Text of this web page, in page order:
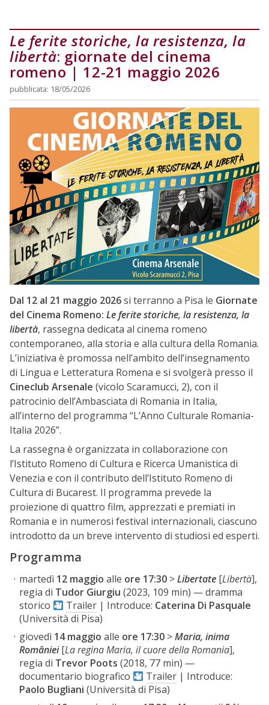
Le ferite storiche, la resistenza, la
libertà: giornate del cinema
romeno | 12-21 maggio 2026
pubblicata: 18/05/2026
Dal 12 al 21 maggio 2026si terranno a Pisa le Giornate
del Cinema Romeno: Le ferite storiche, la resistenza, la
libertà, rassegna dedicata al cinema romeno
contemporaneo, alla storia e alla cultura della Romania.
L’iniziativa è promossa nell’ambito dell’insegnamento
di Lingua e Letteratura Romena e si svolgerà presso il
Cineclub Arsenale (vicolo Scaramucci, 2), con il
patrocinio dell’Ambasciata di Romania in Italia,
all’interno del programma “L’Anno Culturale Romania-
Italia 2026”.
La rassegna è organizzata in collaborazione con
l’Istituto Romeno di Cultura e Ricerca Umanistica di
Venezia e con il contributo dell’Istituto Romeno di
Cultura di Bucarest. Il programma prevede la
proiezione di quattro film, apprezzati e premiati in
Romania e in numerosi festival internazionali, ciascuno
introdotto da un breve intervento di studiosi ed esperti.
Programma
martedì 12 maggio alle ore 17:30 >Libertate [Libertà],
regia di Tudor Giurgiu (2023, 109 min) — dramma
storico
Trailer | Introduce: Caterina Di Pasquale
(Università di Pisa)
giovedì 14 maggio alle ore 17:30 >Maria, inima
României[La regina Maria, il cuore della Romania],
regia di Trevor Poots (2018, 77 min) —
documentario biografico
Trailer | Introduce:
Paolo Bugliani (Università di Pisa)